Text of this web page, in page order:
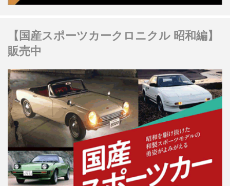
【国産スポーツカークロニクル 昭和編】
販売中